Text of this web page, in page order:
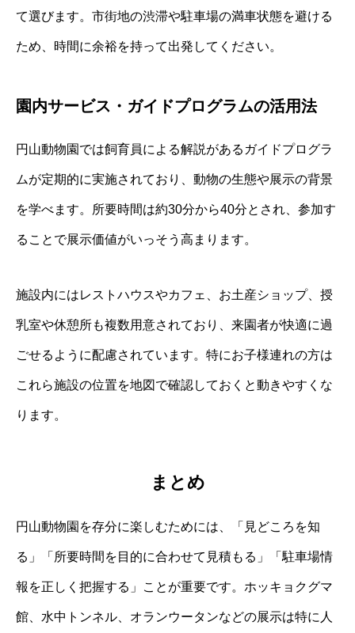
て選びます。市街地の渋滞や駐車場の満車状態を避ける
ため、時間に余裕を持って出発してください。
園内サービス・ガイドプログラムの活用法
円山動物園では飼育員による解説があるガイドプログラ
ムが定期的に実施されており、動物の生態や展示の背景
を学べます。所要時間は約30分から40分とされ、参加す
ることで展示価値がいっそう高まります。
施設内にはレストハウスやカフェ、お土産ショップ、授
乳室や休憩所も複数用意されており、来園者が快適に過
ごせるように配慮されています。特にお子様連れの方は
これら施設の位置を地図で確認しておくと動きやすくな
ります。
まとめ
円山動物園を存分に楽しむためには、「見どころを知
る」「所要時間を目的に合わせて見積もる」「駐車場情
報を正しく把握する」ことが重要です。ホッキョクグマ
館、水中トンネル、オランウータンなどの展示は特に人